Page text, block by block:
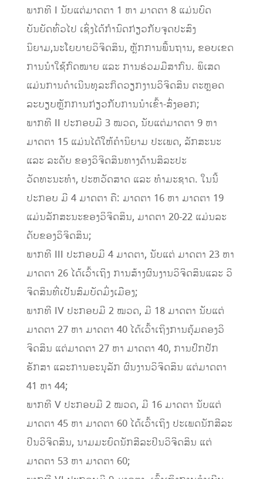
ພາກທີ I ນັບແຕ່ມາດຕາ 1 ຫາ ມາດຕາ 8 ແມ່ນບົດ
ບັນຍັດທົ່ວໄປ ເຊິ່ງໄດ້ກໍານົດກ່ຽວກັບຈຸດປະສົງ
ນິຍາມ,ນະໂຍບາຍວິຈິດສິນ, ຫຼັກການພື້ນຖານ, ຂອບເຂດ
ການນໍາໃຊ້ກົດໝາຍ ແລະ ການຮ່ວມມືສາກົນ. ພິເສດ
ແມ່ນການດຳເນີນທຸລະກິດວຽກງານວິຈິດສິນ ຕະຫຼອດ
ລະບຽບຫຼັກການກ່ຽວກັບການນຳເຂົ້າ-ສົ່ງອອກ;
ພາກທີ II ປະກອບມີ 3 ໝວດ, ນັບແຕ່ມາດຕາ 9 ຫາ
ມາດຕາ 15 ແມ່ນໄດ້ໃຫ້ຄຳນິຍາມ ປະເພດ, ລັກສະນະ
ແລະ ລະດັບ ຂອງວິຈິດສິນທາງດ້ານສິລະປະ
ວັດທະນະທຳ, ປະຫວັດສາດ ແລະ ທຳມະຊາດ. ໃນນີ້
ປະກອບ ມີ 4 ມາດຕາ ຄື: ມາດຕາ 16 ຫາ ມາດຕາ 19
ແມ່ນລັກສະນະຂອງວິຈິດສິນ, ມາດຕາ 20-22 ແມ່ນລະ
ດັບຂອງວິຈິດສິນ;
ພາກທີ III ປະກອບມີ 4 ມາດຕາ, ນັບແຕ່ ມາດຕາ 23 ຫາ
ມາດຕາ 26 ໄດ້ເວົ້າເຖິງ ການສ້າງຜົນງານວິຈິດສິນແລະ ວິ
ຈິດສິນທີ່ເປັນສົມບັດມິ່ງເມືອງ;
ພາກທີ IV ປະກອບມີ 2 ໝວດ, ມີ 18 ມາດຕາ ນັບແຕ່
ມາດຕາ 27 ຫາ ມາດຕາ 40 ໄດ້ເວົ້າເຖິງການຄຸ້ມຄອງວິ
ຈິດສິນ ແຕ່ມາດຕາ 27 ຫາ ມາດຕາ 40, ການປົກປັກ
ຮັກສາ ແລະການອະນຸລັກ ຜົນງານວິຈິດສິນ ແຕ່ມາດຕາ
41 ຫາ 44;
ພາກທີ V ປະກອບມີ 2 ໝວດ, ມີ 16 ມາດຕາ ນັບແຕ່
ມາດຕາ 45 ຫາ ມາດຕາ 60 ໄດ້ເວົ້າເຖິງ ປະເພດນັກສີລະ
ປິນວິຈິດສິນ, ນາມມະຍົດນັກສີລະປິນວິຈິດສິນ ແຕ່
ມາດຕາ 53 ຫາ ມາດຕາ 60;